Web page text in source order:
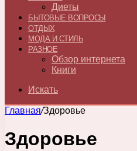
Диеты
БЫТОВЫЕ ВОПРОСЫ
ОТДЫХ
МОДА И СТИЛЬ
РАЗНОЕ
Обзор интернета
Книги
Искать
Главная/Здоровье
Здоровье